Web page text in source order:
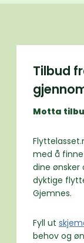
Tilbud
Motta
med å
dine ønsker
dyktige
Gjemnes.
Fyll ut
behov og